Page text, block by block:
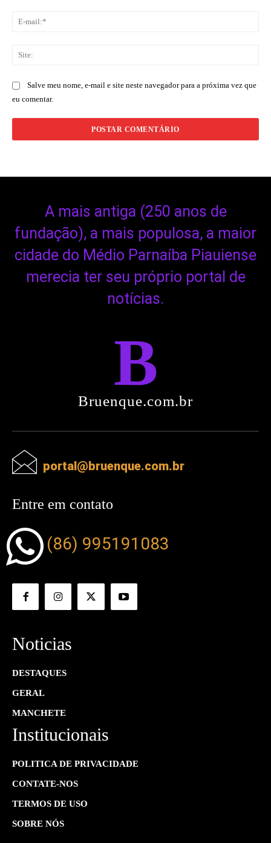
Salve meu nome, e-mail e site neste navegador para a próxima vez que
eu comentar.
A mais antiga (250 anos de
fundação), a mais populosa, a maior
cidade do Médio Parnaíba Piauiense
merecia ter seu próprio portal de
notícias.
B
Bruenque.com.br
portal@bruenque.com.br
Entre em contato
(86) 995191083
Noticias
DESTAQUES
GERAL
MANCHETE
Institucionais
POLITICA DE PRIVACIDADE
CONTATE-NOS
TERMOS DE USO
SOBRE NÓS